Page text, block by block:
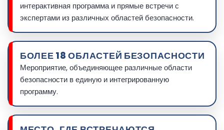
интерактивная программа и прямые встречи с
экспертами из различных областей безопасности.
БОЛЕЕ 18 ОБЛАСТЕЙ БЕЗОПАСНОСТИ
Мероприятие, объединяющее различные области
безопасности в единую и интегрированную
программу.